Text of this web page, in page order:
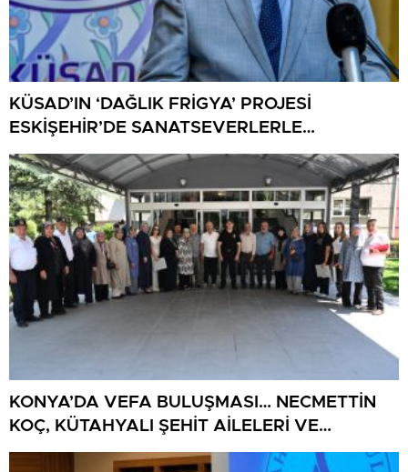
KÜSAD’IN ‘DAĞLIK FRİGYA’ PROJESİ
ESKİŞEHİR’DE SANATSEVERLERLE
BULUŞUYOR
KONYA’DA VEFA BULUŞMASI… NECMETTİN
KOÇ, KÜTAHYALI ŞEHİT AİLELERİ VE
GAZİLERİ AĞIRLADI